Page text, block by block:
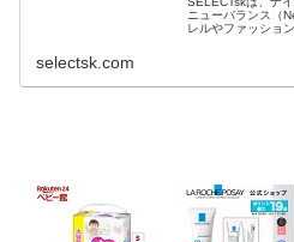
ニューバランス（
レルやファッショ
selectsk.com